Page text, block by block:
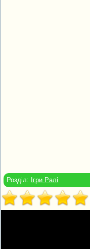
Розділ: Ігри Ралі